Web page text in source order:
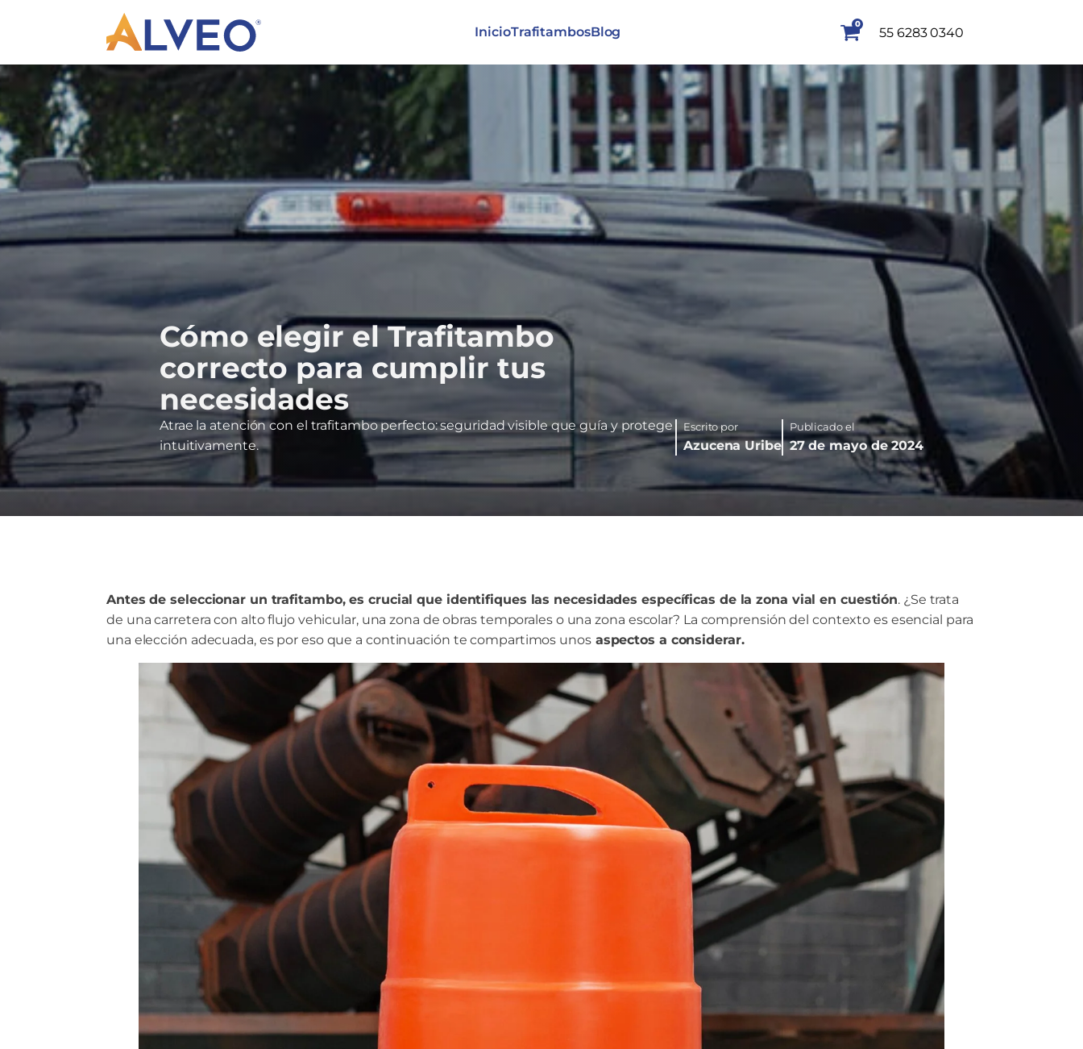
InicioTrafitambosBlog
0
55 6283 0340
Cómo elegir el Trafitambo
correcto para cumplir tus
necesidades
Atrae la atención con el trafitambo perfecto: seguridad visible que guía y protege
intuitivamente.
Escrito por
Azucena Uribe
Publicado el
27 de mayo de 2024
Antes de seleccionar un trafitambo, es crucial que identifiques las necesidades específicas de la zona vial en cuestión. ¿Se trata
de una carretera con alto flujo vehicular, una zona de obras temporales o una zona escolar? La comprensión del contexto es esencial para
una elección adecuada, es por eso que a continuación te compartimos unosaspectos a considerar.